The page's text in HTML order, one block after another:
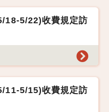
18-5/22)收費規定訪
11-5/15)收費規定訪